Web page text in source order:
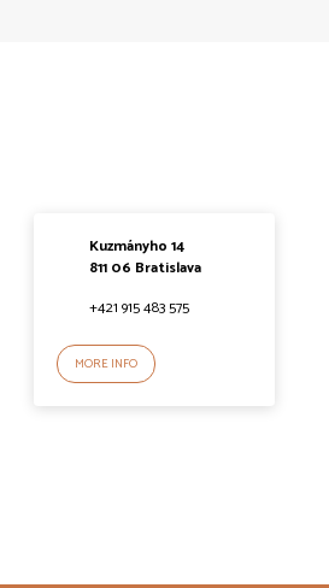
Kuzmányho 14
811 06 Bratislava
+421 915 483 575
MORE INFO